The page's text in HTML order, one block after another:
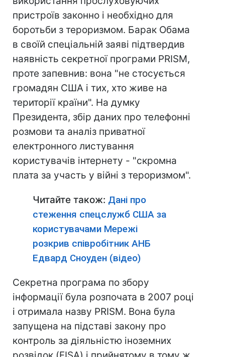
пристроїв законно і необхідно для
боротьби з тероризмом. Барак Обама
в своїй спеціальній заяві підтвердив
наявність секретної програми PRISM,
проте запевнив: вона "не стосується
громадян США і тих, хто живе на
території країни". На думку
Президента, збір даних про телефонні
розмови та аналіз приватної
електронного листування
користувачів інтернету - "скромна
плата за участь у війні з тероризмом".
Читайте також: Дані про
стеження спецслужб США за
користувачами Мережі
розкрив співробітник АНБ
Едвард Сноуден (відео)
Секретна програма по збору
інформації була розпочата в 2007 році
і отримала назву PRISM. Вона була
запущена на підставі закону про
контроль за діяльністю іноземних